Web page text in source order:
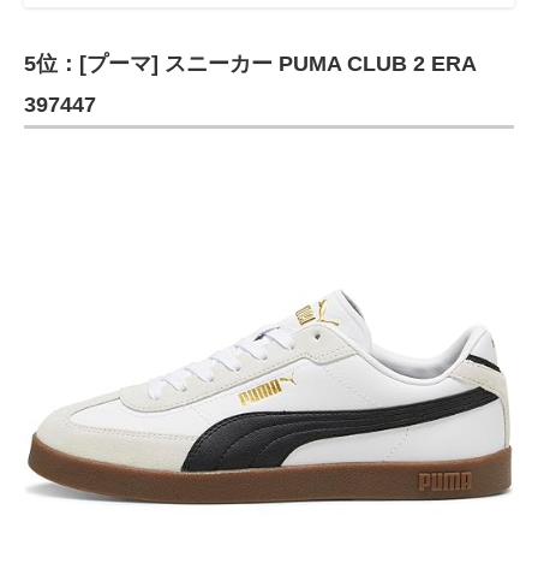
5位：[プーマ] スニーカー PUMA CLUB 2 ERA
397447